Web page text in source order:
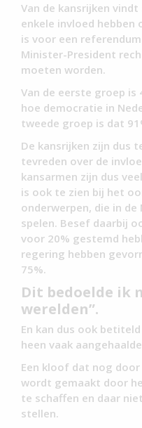
Van de kansrijken
enkele invloed hebben
is voor een
Minister-President
moeten worden.
Van de eerste groep
hoe democratie in
tweede groep is dat
De kansrijken zijn dus
tevreden over de
kansarmen zijn dus
is ook te zien bij het
onderwerpen, die in
spelen. Besef daarbij
voor 20% gestemd
regering hebben
75%.
Dit bedoelde ik
werelden”.
En kan dus ook
heen vaak
Een kloof dat nog
wordt gemaakt door
te schaffen en daar
stellen.